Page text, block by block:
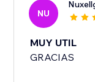
NU
MUY UTIL
GRACIAS